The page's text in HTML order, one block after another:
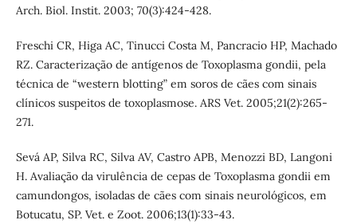
Arch. Biol. Instit. 2003; 70(3):424-428.
Freschi CR, Higa AC, Tinucci Costa M, Pancracio HP, Machado
RZ. Caracterização de antígenos de Toxoplasma gondii, pela
técnica de “western blotting” em soros de cães com sinais
clínicos suspeitos de toxoplasmose. ARS Vet. 2005;21(2):265-
271.
Sevá AP, Silva RC, Silva AV, Castro APB, Menozzi BD, Langoni
H. Avaliação da virulência de cepas de Toxoplasma gondii em
camundongos, isoladas de cães com sinais neurológicos, em
Botucatu, SP. Vet. e Zoot. 2006;13(1):33-43.